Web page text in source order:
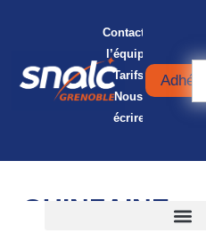
Contacter
l’équipe
Tarifs
Nous
écrire
Adhérer
QUINZAINE